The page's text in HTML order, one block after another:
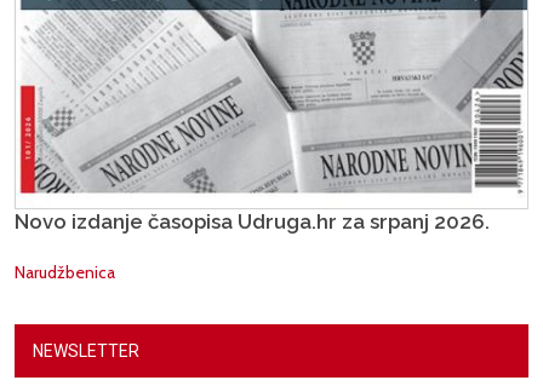
Novo izdanje časopisa Udruga.hr za srpanj 2026.
Narudžbenica
NEWSLETTER